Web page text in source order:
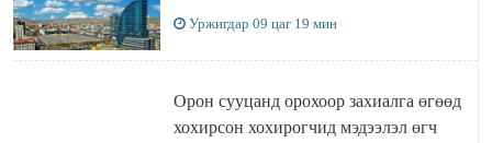
Уржигдар 09 цаг 19 мин
Орон сууцанд орохоор захиалга өгөөд
хохирсон хохирогчид мэдээлэл өгч